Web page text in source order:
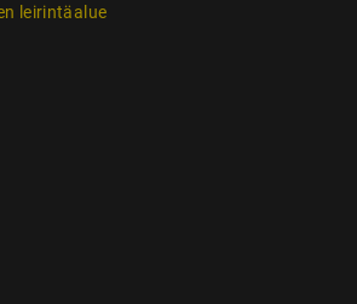
leirintäalue